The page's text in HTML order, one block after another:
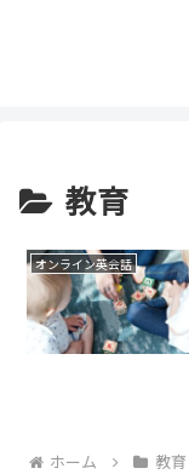
教育
オンライン英会話
ホーム 教育